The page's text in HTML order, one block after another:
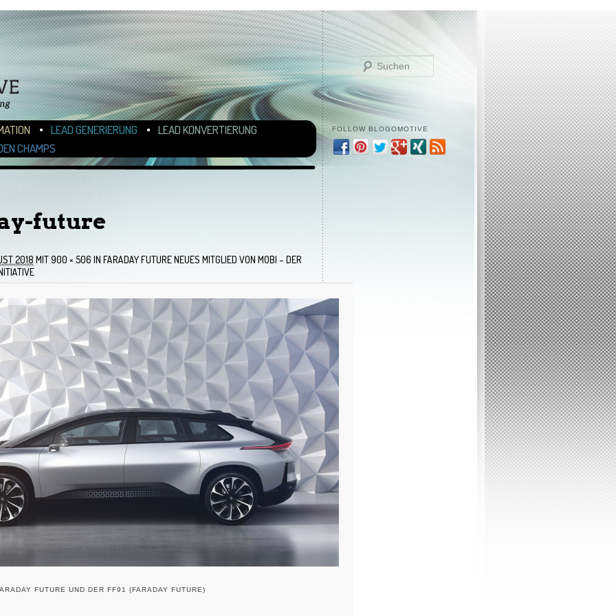
WECHSELNLEAD GENERIERUNG
LEAD KONVERTIERUNG
CHAMPS
FOLLOW BLOGOMOTIVE
future
2018 MIT900 × 506 IN FARADAY FUTURE NEUES MITGLIED VON MOBI – DER
FUTURE UND DER FF91 (FARADAY FUTURE)